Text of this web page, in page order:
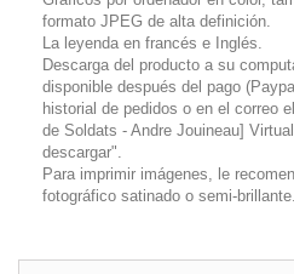
formato JPEG de alta definición.
La leyenda en francés e Inglés.
Descarga del producto a su
disponible después del pago
historial de pedidos o en el correo
de Soldats - Andre Jouineau]
descargar".
Para imprimir imágenes, le
fotográfico satinado o semi-brillante.